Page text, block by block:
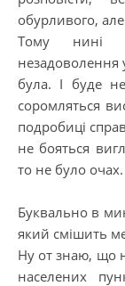
обурливого,
Тому нині
незадоволення
була. І буде
соромляться
подробиці
не бояться
то не було очах.
Буквально в
який смішить
Ну от знаю, що
населених